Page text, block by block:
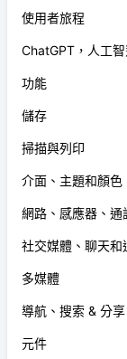
使用者旅程
ChatGPT，人工
功能
儲存
掃描與列印
介面、主題和顏色
網路、感應器、通
社交媒體、聊天和
多媒體
導航、搜索 & 分享
元件